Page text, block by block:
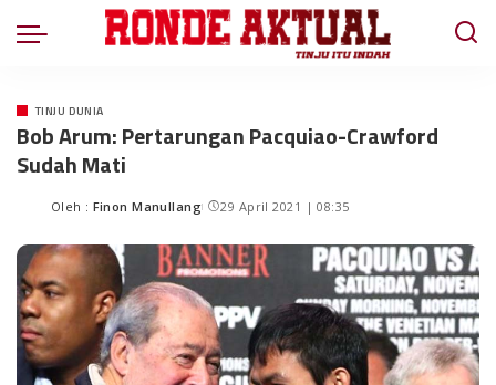
TINJU DUNIA
Bob Arum: Pertarungan Pacquiao-Crawford
Sudah Mati
Oleh : Finon Manullang 29 April 2021 | 08:35